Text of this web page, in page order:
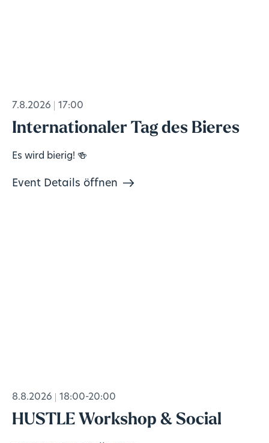
7.8.2026 17:00
Internationaler Tag des Bieres
Es wird bierig! 🍻
Event Details öffnen
8.8.2026 18:00-20:00
HUSTLE Workshop & Social